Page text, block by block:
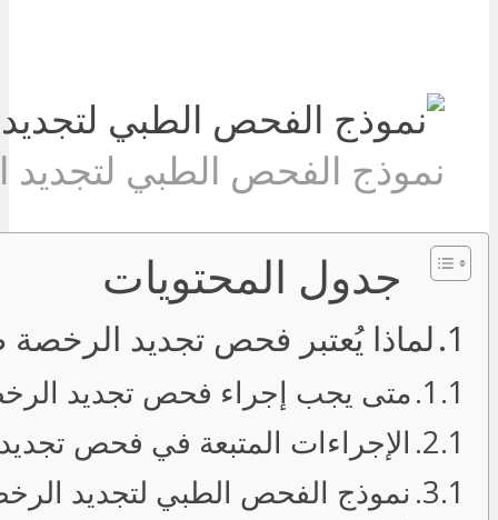
نموذج الفحص الطبي لتجديد
جدول المحتويات
لماذا يُعتبر فحص تجديد الرخصة
متى يجب إجراء فحص تجديد
الإجراءات المتبعة في فحص
نموذج الفحص الطبي لتجديد